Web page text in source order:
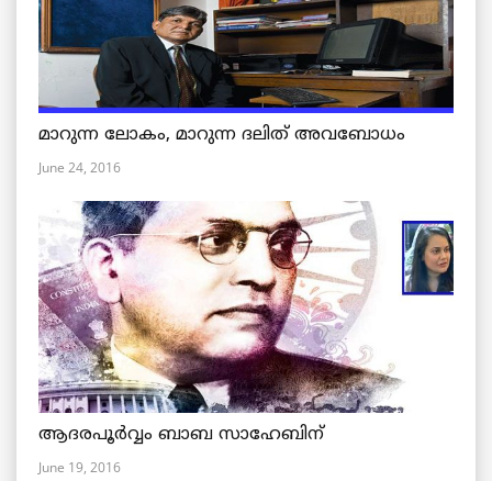
മാറുന്ന ലോകം, മാറുന്ന ദലിത് അവബോധം
June 24, 2016
ആദരപൂര്‍വ്വം ബാബ സാഹേബിന്
June 19, 2016